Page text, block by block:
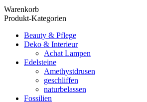
Optionen
auf
Warenkorb
Produkt-Kategorien
Beauty & Pflege
Deko & Interieur
Achat Lampen
Edelsteine
Amethystdrusen
geschliffen
naturbelassen
Fossilien